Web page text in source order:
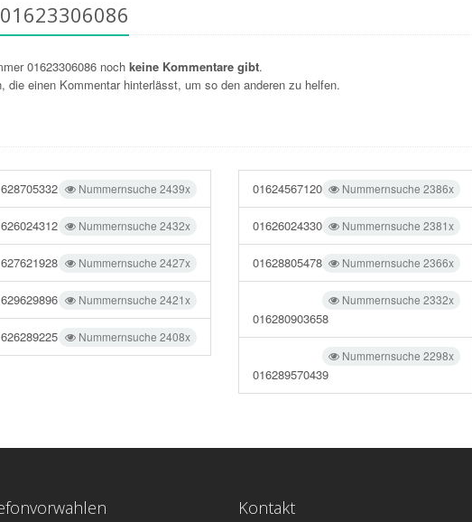
01623306086 nochkeine Kommentare gibt.
die einen Kommentar hinterlässt, um so den anderen zu helfen.
Nummernsuche 2439x
Nummernsuche 2432x
Nummernsuche 2427x
Nummernsuche 2421x
Nummernsuche 2408x
Nummernsuche 2386x
01624567120
Nummernsuche 2381x
01626024330
Nummernsuche 2366x
01628805478
Nummernsuche 2332x
016280903658
Nummernsuche 2298x
016289570439
Kontakt